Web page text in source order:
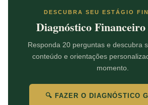
DESCUBRA SEU ESTÁGIO
Diagnóstico
Responda 20 perguntas e descubra
conteúdo e orientações
momento.
🔍 FAZER O DIAGNÓSTICO